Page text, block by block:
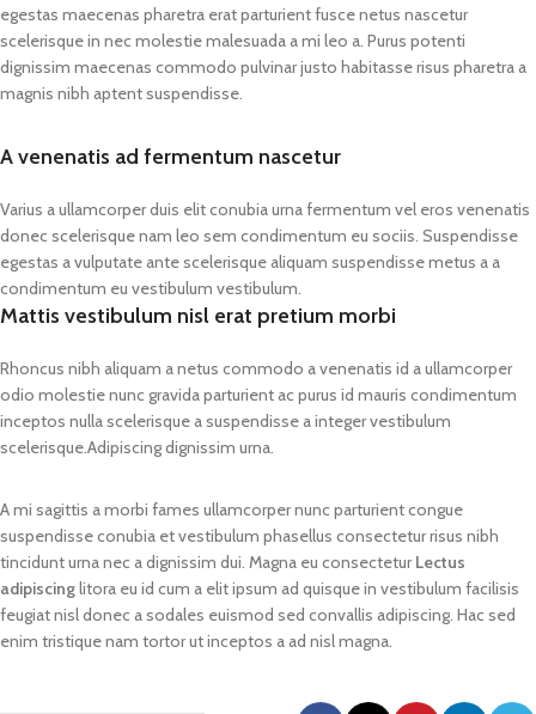
egestas maecenas pharetra erat parturient fusce netus nascetur
scelerisque in nec molestie malesuada a mi leo a. Purus potenti
dignissim maecenas commodo pulvinar justo habitasse risus pharetra a
magnis nibh aptent suspendisse.
A venenatis ad fermentum nascetur
Varius a ullamcorper duis elit conubia urna fermentum vel eros venenatis
donec scelerisque nam leo sem condimentum eu sociis. Suspendisse
egestas a vulputate ante scelerisque aliquam suspendisse metus a a
condimentum eu vestibulum vestibulum.
Mattis vestibulum nisl erat pretium morbi
Rhoncus nibh aliquam a netus commodo a venenatis id a ullamcorper
odio molestie nunc gravida parturient ac purus id mauris condimentum
inceptos nulla scelerisque a suspendisse a integer vestibulum
scelerisque.Adipiscing dignissim urna.
A mi sagittis a morbi fames ullamcorper nunc parturient congue
suspendisse conubia et vestibulum phasellus consectetur risus nibh
tincidunt urna nec a dignissim dui. Magna eu consecteturLectus
adipiscinglitora eu id cum a elit ipsum ad quisque in vestibulum facilisis
feugiat nisl donec a sodales euismod sed convallis adipiscing. Hac sed
enim tristique nam tortor ut inceptos a ad nisl magna.